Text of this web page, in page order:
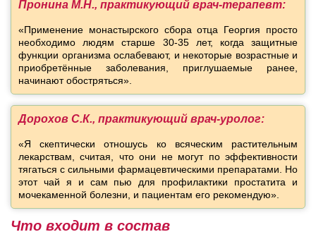
Пронина М.Н., практикующий врач-терапевт:
«Применение монастырского сбора отца Георгия просто
необходимо людям старше 30-35 лет, когда защитные
функции организма ослабевают, и некоторые возрастные и
приобретённые заболевания, приглушаемые ранее,
начинают обостряться».
Дорохов С.К., практикующий врач-уролог:
«Я скептически отношусь ко всяческим растительным
лекарствам, считая, что они не могут по эффективности
тягаться с сильными фармацевтическими препаратами. Но
этот чай я и сам пью для профилактики простатита и
мочекаменной болезни, и пациентам его рекомендую».
Что входит в состав